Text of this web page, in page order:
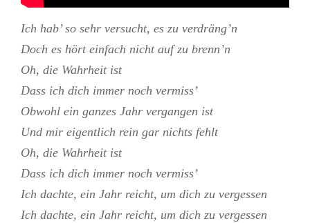
Ich hab’ so sehr versucht, es zu verdräng’n
Doch es hört einfach nicht auf zu brenn’n
Oh, die Wahrheit ist
Dass ich dich immer noch vermiss’
Obwohl ein ganzes Jahr vergangen ist
Und mir eigentlich rein gar nichts fehlt
Oh, die Wahrheit ist
Dass ich dich immer noch vermiss’
Ich dachte, ein Jahr reicht, um dich zu vergessen
Ich dachte, ein Jahr reicht, um dich zu vergessen